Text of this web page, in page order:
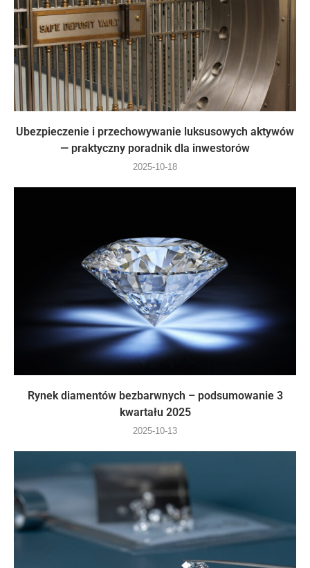
Ubezpieczenie i przechowywanie luksusowych aktywów
— praktyczny poradnik dla inwestorów
2025-10-18
Rynek diamentów bezbarwnych – podsumowanie 3
kwartału 2025
2025-10-13